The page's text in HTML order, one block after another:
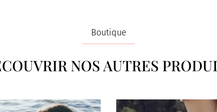
Boutique
NOS AUTRES